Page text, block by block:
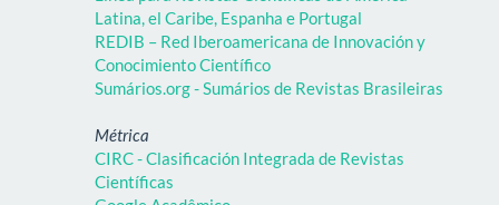
Latina, el Caribe, Espanha e Portugal
REDIB – Red Iberoamericana de Innovación y
Conocimiento Científico
Sumários.org - Sumários de Revistas Brasileiras
Métrica
CIRC - Clasificación Integrada de Revistas
Científicas